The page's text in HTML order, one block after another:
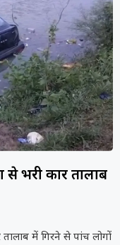
से भरी कार तालाब
में गिरने से पांच लोगों